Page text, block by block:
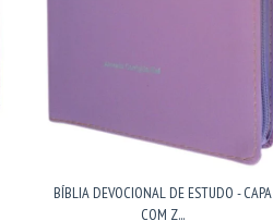
BÍBLIA DEVOCIONAL DE ESTUDO - CAPA
COM Z...